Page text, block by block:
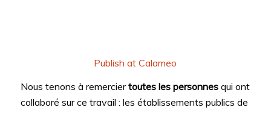
Publish at Calameo
Nous tenons à remerciertoutes les personnesqui ont
collaboré sur ce travail : les établissements publics de